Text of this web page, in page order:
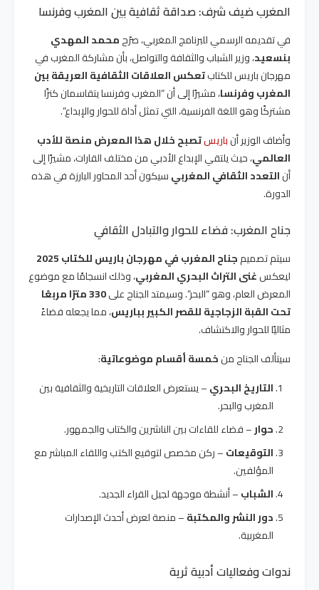
المغرب ضيف شرف: صداقة ثقافية بين المغرب وفرنسا
في تقديمه الرسمي للبرنامج المغربي، صرّحمحمد المهدي
بنسعيد، وزير الشباب والثقافة والتواصل، بأن مشاركة المغرب في
مهرجان باريس للكتابتعكس العلاقات الثقافية العريقة بين
المغرب وفرنسا، مشيرًا إلى أن “المغرب وفرنسا يتقاسمان كنزًا
مشتركًا وهو اللغة الفرنسية، التي تمثل أداة للحوار والإبداع”.
وأضاف الوزير أنباريستصبح خلال هذا المعرض منصة للأدب
العالمي، حيث يلتقي الإبداع الأدبي من مختلف القارات، مشيرًا إلى
أنالتعدد الثقافي المغربيسيكون أحد المحاور البارزة في هذه
الدورة.
جناح المغرب: فضاء للحوار والتبادل الثقافي
سيتم تصميمجناح المغرب في مهرجان باريس للكتاب 2025
ليعكسغنى التراث البحري المغربي، وذلك انسجامًا مع موضوع
المعرض العام، وهو “البحر”. وسيمتد الجناح على
330 مترًا مربعًا
تحت القبة الزجاجية للقصر الكبير بباريس، مما يجعله فضاءً
مثاليًا للحوار والاكتشاف.
سيتألف الجناح منخمسة أقسام موضوعاتية:
التاريخ البحري– يستعرض العلاقات التاريخية والثقافية بين
المغرب والبحر.
حوار– فضاء للقاءات بين الناشرين والكتاب والجمهور.
التوقيعات– ركن مخصص لتوقيع الكتب واللقاء المباشر مع
المؤلفين.
الشباب– أنشطة موجهة لجيل القراء الجديد.
دور النشر والمكتبة– منصة لعرض أحدث الإصدارات
المغربية.
ندوات وفعاليات أدبية ثرية